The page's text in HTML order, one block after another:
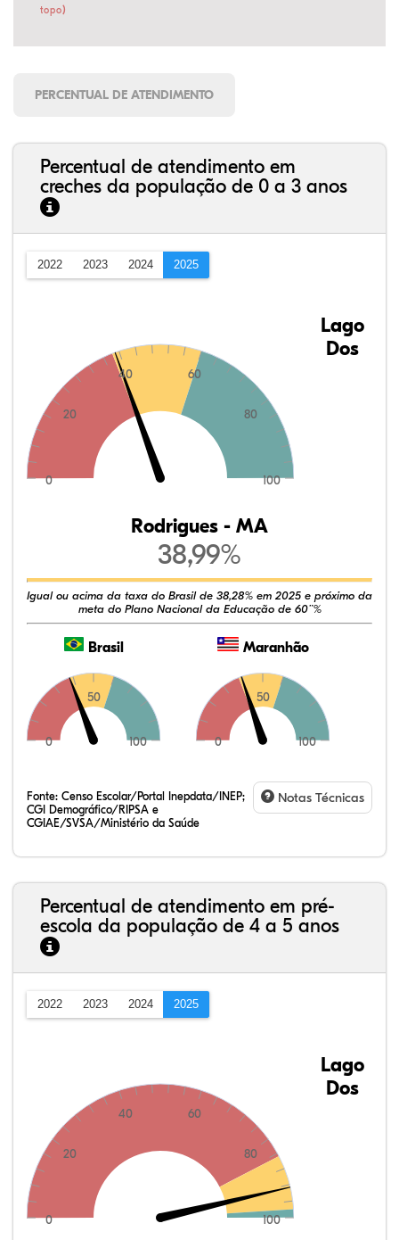
topo)
PERCENTUAL DE ATENDIMENTO
Percentual de atendimento em
creches da população de 0 a 3 anos
2022 2023 2024 2025
0
20
40 60
80
100
Lago
Dos
Rodrigues - MA
38,99%
Igual ou acima da taxa do Brasil de 38,28% em 2025 e próximo da
meta do Plano Nacional da Educação de 60¨%
Brasil
0
50
100
Maranhão
0
50
100
Fonte: Censo Escolar/Portal Inepdata/INEP;
CGI Demográfico/RIPSA e
CGIAE/SVSA/Ministério da Saúde
Notas Técnicas
Percentual de atendimento em pré-
escola da população de 4 a 5 anos
2022 2023 2024 2025
0
20
40 60
80
100
Lago
Dos